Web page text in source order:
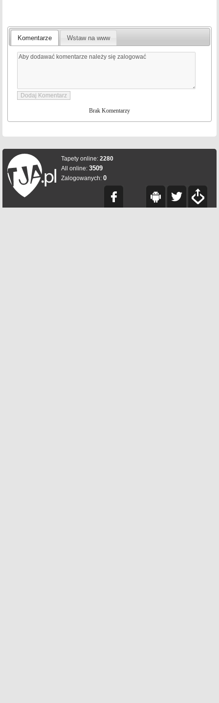
Komentarze Wstaw na www
Brak Komentarzy
Tapety online: 2280
All online: 3509
Zalogowanych: 0